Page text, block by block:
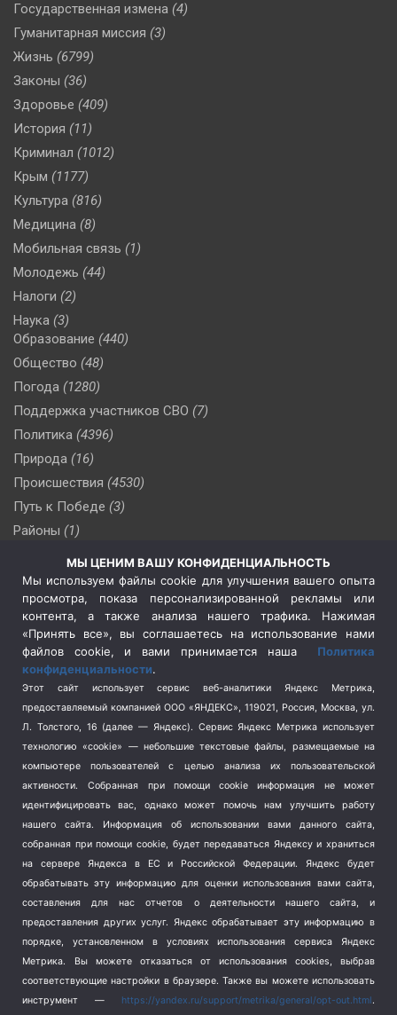
Государственная измена (4)
Гуманитарная миссия (3)
Жизнь (6799)
Законы (36)
Здоровье (409)
История (11)
Криминал (1012)
Крым (1177)
Культура (816)
Медицина (8)
Мобильная связь (1)
Молодежь (44)
Налоги (2)
Наука (3)
Образование (440)
Общество (48)
Погода (1280)
Поддержка участников СВО (7)
Политика (4396)
Природа (16)
Происшествия (4530)
Путь к Победе (3)
Районы (1)
(510)
Сельское хозяйство (3)
Социальная политика
(3)
Спецоперация в Украине
Спецоперация на Украине
(404)
Спорт (740)
Терроризм (1)
Транспорт (262)
Туризм (178)
Флот (76)
Школа и спорт (2)
Экология (8)
Экономика (1172)
МЫ ЦЕНИМ ВАШУ КОНФИДЕНЦИАЛЬНОСТЬ
Мы используем файлы cookie для улучшения вашего опыта
просмотра, показа персонализированной рекламы или
контента, а также анализа нашего трафика. Нажимая
«Принять все», вы соглашаетесь на использование нами
файлов cookie, и вами принимается наша Политика
конфиденциальности.
Этот сайт использует сервис веб-аналитики Яндекс Метрика,
предоставляемый компанией ООО «ЯНДЕКС», 119021, Россия, Москва, ул.
Л. Толстого, 16 (далее — Яндекс). Сервис Яндекс Метрика использует
технологию «cookie» — небольшие текстовые файлы, размещаемые на
компьютере пользователей с целью анализа их пользовательской
активности.
Собранная при помощи cookie информация не может
идентифицировать вас, однако может помочь нам улучшить работу
нашего сайта. Информация об использовании вами данного сайта,
собранная при помощи cookie, будет передаваться Яндексу и храниться
на сервере Яндекса в ЕС и Российской Федерации. Яндекс будет
обрабатывать эту информацию для оценки использования вами сайта,
составления для нас отчетов о деятельности нашего сайта, и
предоставления других услуг. Яндекс обрабатывает эту информацию в
порядке, установленном в условиях использования сервиса Яндекс
Метрика.
Вы можете отказаться от использования cookies, выбрав
соответствующие настройки в браузере. Также вы можете использовать
инструмент — https://yandex.ru/support/metrika/general/opt-out.html.